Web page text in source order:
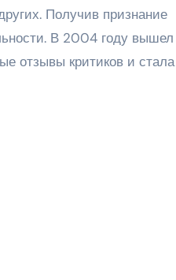
Получив признание
В 2004 году вышел
отзывы критиков и стала